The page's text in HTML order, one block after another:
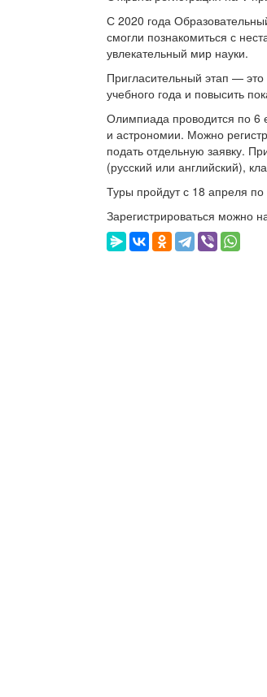
С 2020 года
смогли познакомиться с
увлекательный мир науки.
Пригласительный этап —
учебного года и повысить
Олимпиада проводится по 6
и астрономии. Можно
подать отдельную заявку.
(русский или английский),
Туры пройдут с 18 апреля
Зарегистрироваться можно